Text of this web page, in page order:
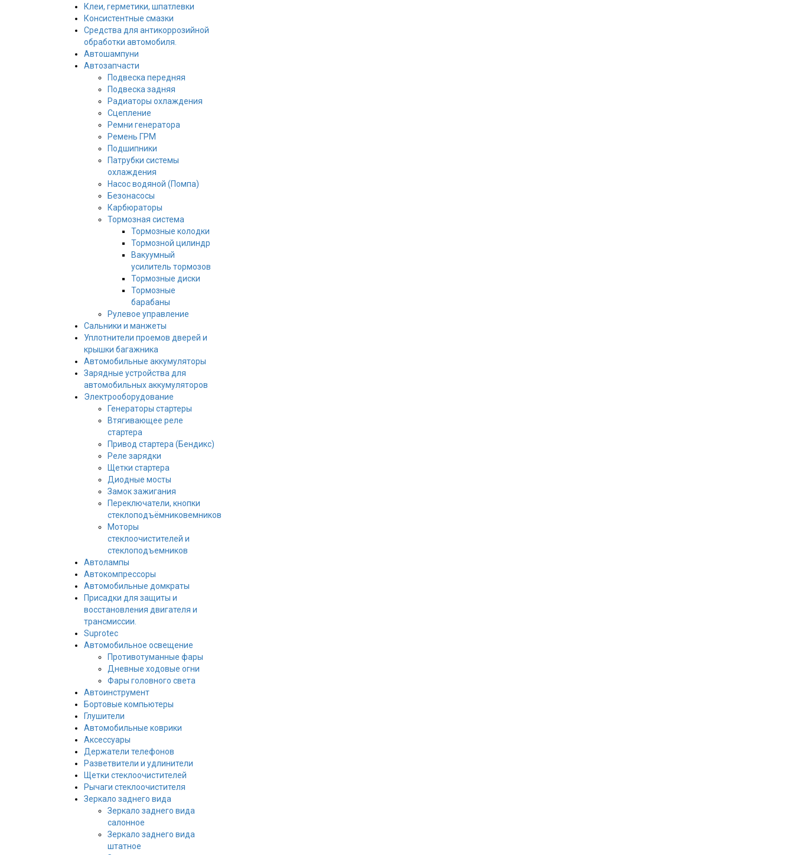
Клеи, герметики, шпатлевки
Консистентные смазки
Средства для антикоррозийной
обработки автомобиля.
Автошампуни
Автозапчасти
Подвеска передняя
Подвеска задняя
Радиаторы охлаждения
Сцепление
Ремни генератора
Ремень ГРМ
Подшипники
Патрубки системы
охлаждения
Насос водяной (Помпа)
Безонасосы
Карбюраторы
Тормозная система
Тормозные колодки
Тормозной цилиндр
Вакуумный
усилитель тормозов
Тормозные диски
Тормозные
барабаны
Рулевое управление
Сальники и манжеты
Уплотнители проемов дверей и
крышки багажника
Автомобильные аккумуляторы
Зарядные устройства для
автомобильных аккумуляторов
Электрооборудование
Генераторы стартеры
Втягивающее реле
стартера
Привод стартера (Бендикс)
Реле зарядки
Щетки стартера
Диодные мосты
Замок зажигания
Переключатели, кнопки
стеклоподъёмниковемников
Моторы
стеклоочистителей и
стеклоподъемников
Автолампы
Автокомпрессоры
Автомобильные домкраты
Присадки для защиты и
восстановления двигателя и
трансмиссии.
Suprotec
Автомобильное освещение
Противотуманные фары
Дневные ходовые огни
Фары головного света
Автоинструмент
Бортовые компьютеры
Глушители
Автомобильные коврики
Аксессуары
Держатели телефонов
Разветвители и удлинители
Щетки стеклоочистителей
Рычаги стеклоочистителя
Зеркало заднего вида
Зеркало заднего вида
салонное
Зеркало заднего вида
штатное